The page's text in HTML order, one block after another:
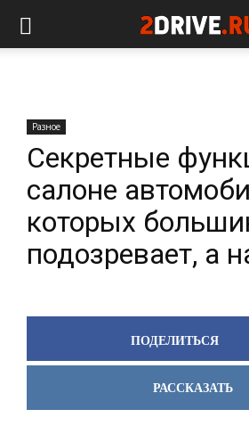
Разное
Секретные
салоне
которых
подозревает, а
ПОДЕЛИТЬСЯ
РАССКАЗАТЬ